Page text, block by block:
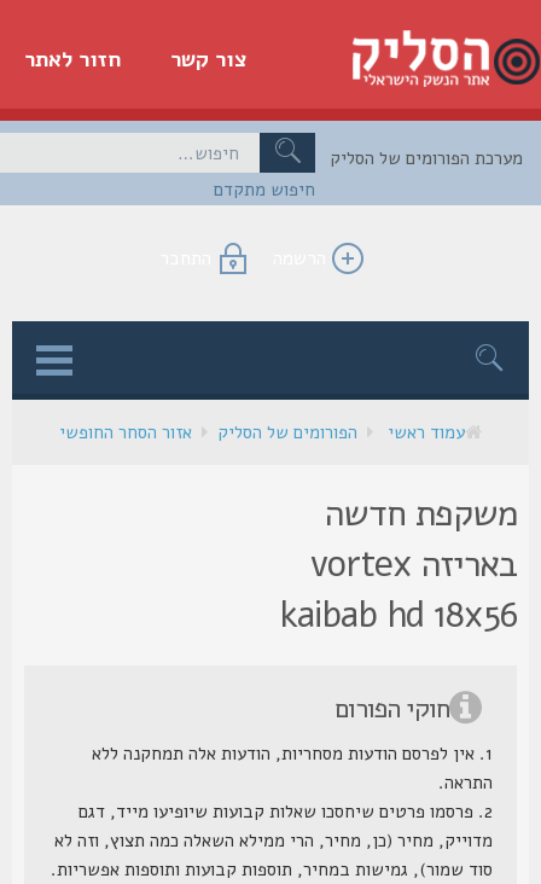
חזור לאתר צור קשר
חיפוש מתקדם
הפורומים של הסליק
הרשמה התחבר
עמוד ראשי הפורומים של הסליק אזור הסחר החופשי
חדשה
באריזה vortex
kaibab hd
חוקי הפורום
1. אין לפרסם הודעות מסחריות, הודעות אלה תמחקנה ללא
התראה.
2. פרסמו פרטים שיחסכו שאלות קבועות שיופיעו מייד, דגם
מדוייק, מחיר (כן, מחיר, הרי ממילא השאלה כמה תצוץ, וזה לא
סוד שמור), גמישות במחיר, תוספות קבועות ותוספות אפשריות.